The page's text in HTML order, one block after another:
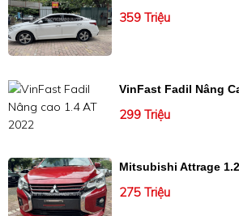
359 Triệu
VinFast Fadil Nâng
299 Triệu
Mitsubishi Attrage
275 Triệu